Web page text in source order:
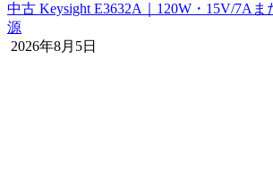
中古 Keysight E3632A｜120W・15V/7A
源
2026年8月5日